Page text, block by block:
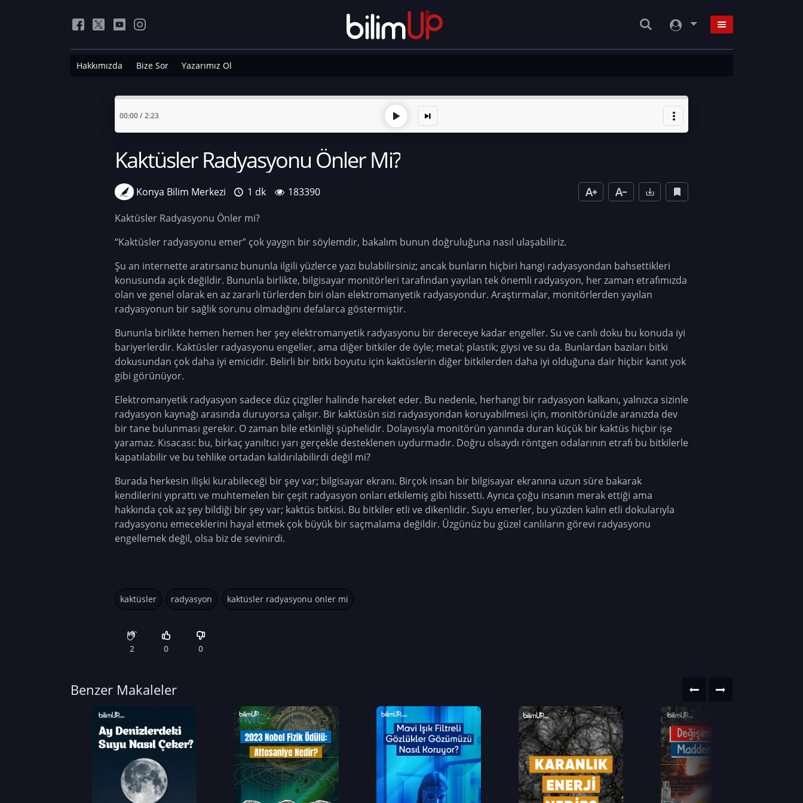
Hakkımızda Bize Sor Yazarımız Ol
00:00/2:23
Kaktüsler Radyasyonu Önler Mi?
Konya Bilim Merkezi 1 dk
183390
Kaktüsler Radyasyonu Önler mi?
“Kaktüsler radyasyonu emer” çok yaygın bir söylemdir, bakalım bunun doğruluğuna nasıl ulaşabiliriz.
Şu an internette aratırsanız bununla ilgili yüzlerce yazı bulabilirsiniz; ancak bunların hiçbiri hangi radyasyondan bahsettikleri
konusunda açık değildir. Bununla birlikte, bilgisayar monitörleri tarafından yayılan tek önemli radyasyon, her zaman etrafımızda
olan ve genel olarak en az zararlı türlerden biri olan elektromanyetik radyasyondur. Araştırmalar, monitörlerden yayılan
radyasyonun bir sağlık sorunu olmadığını defalarca göstermiştir.
Bununla birlikte hemen hemen her şey elektromanyetik radyasyonu bir dereceye kadar engeller. Su ve canlı doku bu konuda iyi
bariyerlerdir. Kaktüsler radyasyonu engeller, ama diğer bitkiler de öyle; metal; plastik; giysi ve su da. Bunlardan bazıları bitki
dokusundan çok daha iyi emicidir. Belirli bir bitki boyutu için kaktüslerin diğer bitkilerden daha iyi olduğuna dair hiçbir kanıt yok
gibi görünüyor.
Elektromanyetik radyasyon sadece düz çizgiler halinde hareket eder. Bu nedenle, herhangi bir radyasyon kalkanı, yalnızca sizinle
radyasyon kaynağı arasında duruyorsa çalışır. Bir kaktüsün sizi radyasyondan koruyabilmesi için, monitörünüzle aranızda dev
bir tane bulunması gerekir. O zaman bile etkinliği şüphelidir. Dolayısıyla monitörün yanında duran küçük bir kaktüs hiçbir işe
yaramaz. Kısacası: bu, birkaç yanıltıcı yarı gerçekle desteklenen uydurmadır. Doğru olsaydı röntgen odalarının etrafı bu bitkilerle
kapatılabilir ve bu tehlike ortadan kaldırılabilirdi değil mi?
Burada herkesin ilişki kurabileceği bir şey var; bilgisayar ekranı. Birçok insan bir bilgisayar ekranına uzun süre bakarak
kendilerini yıprattı ve muhtemelen bir çeşit radyasyon onları etkilemiş gibi hissetti. Ayrıca çoğu insanın merak ettiği ama
hakkında çok az şey bildiği bir şey var; kaktüs bitkisi. Bu bitkiler etli ve dikenlidir. Suyu emerler, bu yüzden kalın etli dokularıyla
radyasyonu emeceklerini hayal etmek çok büyük bir saçmalama değildir. Üzgünüz bu güzel canlıların görevi radyasyonu
engellemek değil, olsa biz de sevinirdi.
kaktüsler radyasyon kaktüsler radyasyonu önler mi
2 0 0
Benzer Makaleler